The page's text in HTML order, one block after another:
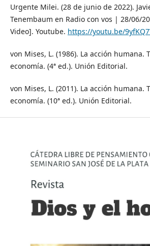
Urgente Milei. (28 de junio de 2022).
Tenembaum en Radio con vos | 28/06/
Video]. Youtube. https://youtu.be/
von Mises, L. (1986). La acción humana.
economía. (4ª ed.). Unión Editorial.
von Mises, L. (2011). La acción humana.
economía. (10ª ed.). Unión Editorial.